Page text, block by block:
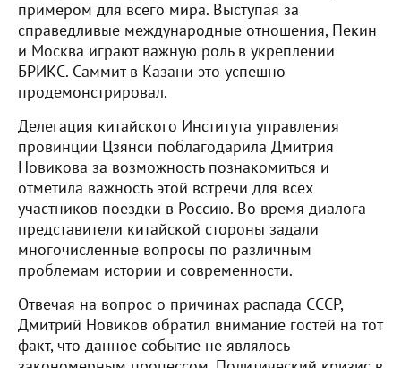
примером для всего мира. Выступая за
справедливые международные отношения, Пекин
и Москва играют важную роль в укреплении
БРИКС. Саммит в Казани это успешно
продемонстрировал.
Делегация китайского Института управления
провинции Цзянси поблагодарила Дмитрия
Новикова за возможность познакомиться и
отметила важность этой встречи для всех
участников поездки в Россию. Во время диалога
представители китайской стороны задали
многочисленные вопросы по различным
проблемам истории и современности.
Отвечая на вопрос о причинах распада СССР,
Дмитрий Новиков обратил внимание гостей на тот
факт, что данное событие не являлось